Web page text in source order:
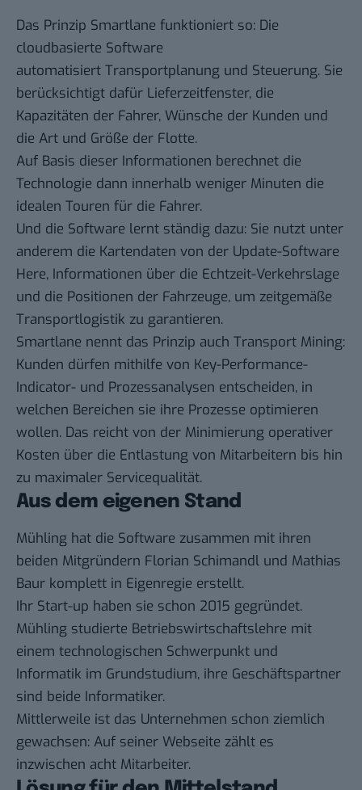
Das Prinzip Smartlane funktioniert so: Die
cloudbasierte Software
automatisiert Transportplanung und Steuerung. Sie
berücksichtigt dafür Lieferzeitfenster, die
Kapazitäten der Fahrer, Wünsche der Kunden und
die Art und Größe der Flotte.
Auf Basis dieser Informationen berechnet die
Technologie dann innerhalb weniger Minuten die
idealen Touren für die Fahrer.
Und die Software lernt ständig dazu: Sie nutzt unter
anderem die Kartendaten von der Update-Software
Here, Informationen über die Echtzeit-Verkehrslage
und die Positionen der Fahrzeuge, um zeitgemäße
Transportlogistik zu garantieren.
Smartlane nennt das Prinzip auch Transport Mining:
Kunden dürfen mithilfe von Key-Performance-
Indicator- und Prozessanalysen entscheiden, in
welchen Bereichen sie ihre Prozesse optimieren
wollen. Das reicht von der Minimierung operativer
Kosten über die Entlastung von Mitarbeitern bis hin
zu maximaler Servicequalität.
Aus dem eigenen Stand
Mühling hat die Software zusammen mit ihren
beiden Mitgründern Florian Schimandl und Mathias
Baur komplett in Eigenregie erstellt.
Ihr Start-up haben sie schon 2015 gegründet.
Mühling studierte Betriebswirtschaftslehre mit
einem technologischen Schwerpunkt und
Informatik im Grundstudium, ihre Geschäftspartner
sind beide Informatiker.
Mittlerweile ist das Unternehmen schon ziemlich
gewachsen: Auf seiner Webseite zählt es
inzwischen acht Mitarbeiter.